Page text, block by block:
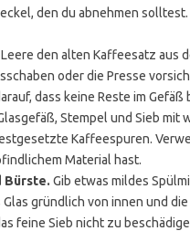
den du abnehmen
Leere den alten Kaffeesatz aus
oder die Presse
dass keine Reste im Gefäß
Stempel und Sieb mit
Kaffeespuren.
Material hast.
Bürste. Gib etwas mildes
Glas gründlich von innen und
feine Sieb nicht zu